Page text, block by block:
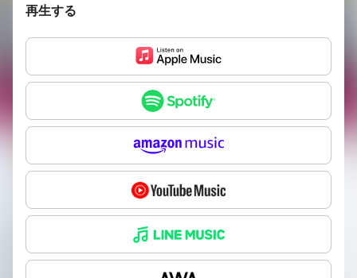
再生する